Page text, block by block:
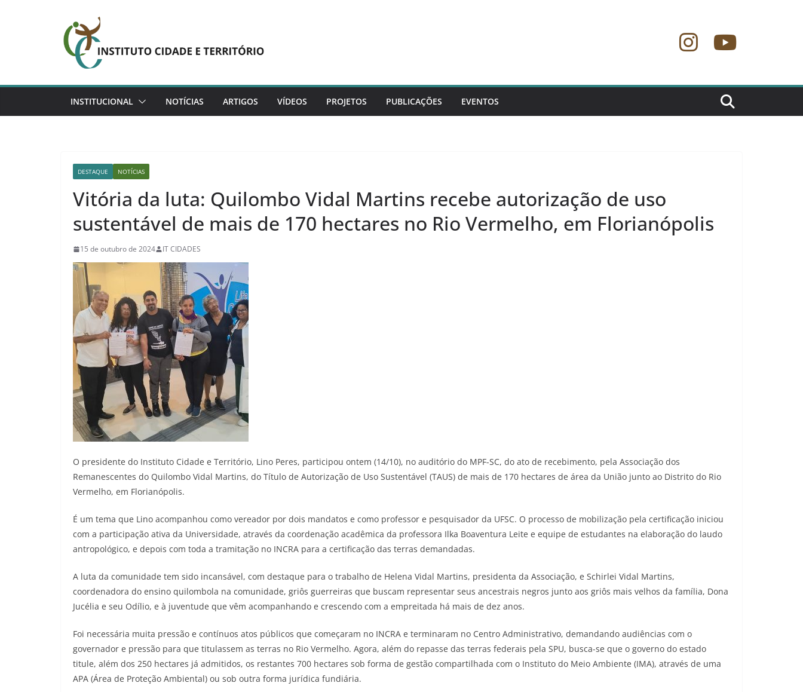
INSTITUCIONAL NOTÍCIAS ARTIGOS VÍDEOS PROJETOS PUBLICAÇÕES EVENTOS
DESTAQUE NOTÍCIAS
Vitória da luta: Quilombo Vidal Martins recebe autorização de uso
sustentável de mais de 170 hectares no Rio Vermelho, em Florianópolis
15 de outubro de 2024 IT CIDADES
O presidente do Instituto Cidade e Território, Lino Peres, participou ontem (14/10), no auditório do MPF-SC, do ato de recebimento, pela Associação dos
Remanescentes do Quilombo Vidal Martins, do Título de Autorização de Uso Sustentável (TAUS) de mais de 170 hectares de área da União junto ao Distrito do Rio
Vermelho, em Florianópolis.
É um tema que Lino acompanhou como vereador por dois mandatos e como professor e pesquisador da UFSC. O processo de mobilização pela certificação iniciou
com a participação ativa da Universidade, através da coordenação acadêmica da professora Ilka Boaventura Leite e equipe de estudantes na elaboração do laudo
antropológico, e depois com toda a tramitação no INCRA para a certificação das terras demandadas.
A luta da comunidade tem sido incansável, com destaque para o trabalho de Helena Vidal Martins, presidenta da Associação, e Schirlei Vidal Martins,
coordenadora do ensino quilombola na comunidade, griôs guerreiras que buscam representar seus ancestrais negros junto aos griôs mais velhos da família, Dona
Jucélia e seu Odílio, e à juventude que vêm acompanhando e crescendo com a empreitada há mais de dez anos.
Foi necessária muita pressão e contínuos atos públicos que começaram no INCRA e terminaram no Centro Administrativo, demandando audiências com o
governador e pressão para que titulassem as terras no Rio Vermelho. Agora, além do repasse das terras federais pela SPU, busca-se que o governo do estado
titule, além dos 250 hectares já admitidos, os restantes 700 hectares sob forma de gestão compartilhada com o Instituto do Meio Ambiente (IMA), através de uma
APA (Área de Proteção Ambiental) ou sob outra forma jurídica fundiária.